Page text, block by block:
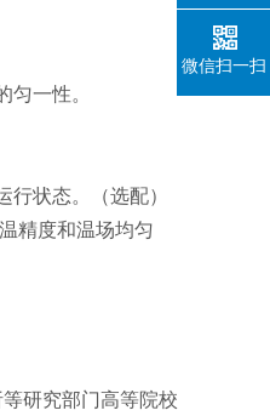
一性。
状态。（选配）
精度和温场均匀
研究部门高等院校
微信扫一扫